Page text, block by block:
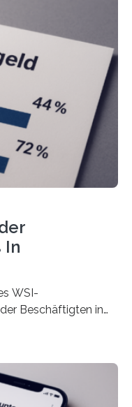
nur die Gründungen
an der Spitze. In
Personen in eine
folgten die
Betrachtet man
– die Anzahl
In
WSI-
Beschäftigten in
mit 72 Prozent
geworden. Für
zumeist im Juni oder